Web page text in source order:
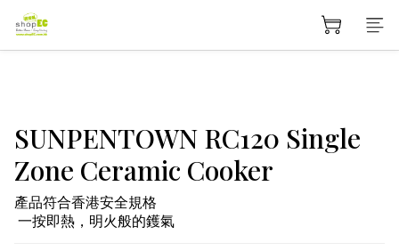
SUNPENTOWN RC120 Single
Zone Ceramic Cooker
產品符合香港安全規格
一按即熱，明火般的鑊氣